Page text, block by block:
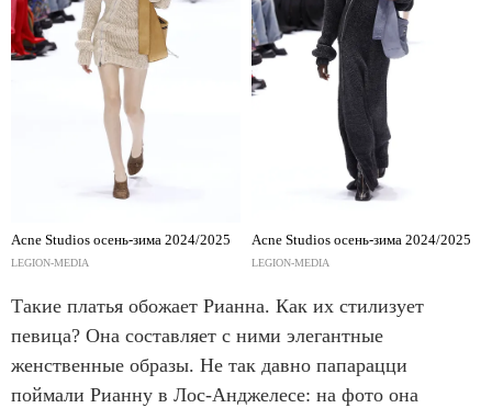
Acne Studios осень-зима 2024/2025
LEGION-MEDIA
Acne Studios осень-зима 2024/2025
LEGION-MEDIA
Такие платья обожает Рианна. Как их стилизует
певица? Она составляет с ними элегантные
женственные образы. Не так давно папарацци
поймали Рианну в Лос-Анджелесе: на фото она